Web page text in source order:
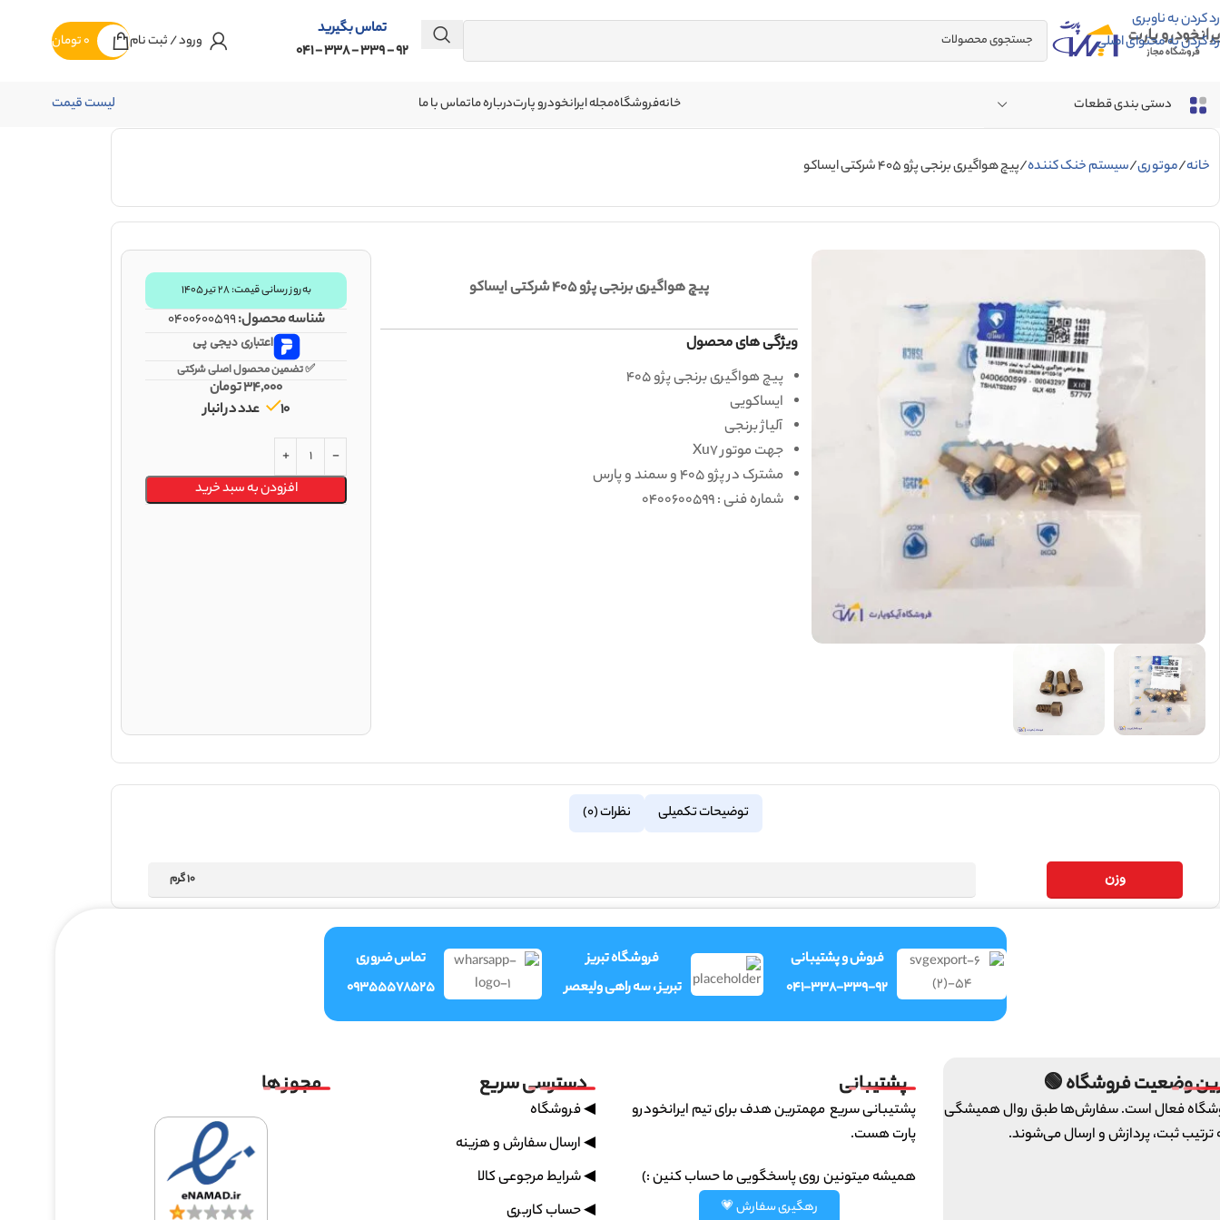
رد کردن به ناوبری
رد کردن به محتوای اصلی
تماس بگیرید
92 - 339 - 338 - 041
ورود / ثبت نام 0تومان
دستی بندی قطعات خانهفروشگاهمجله ایرانخودرو پارتدرباره ماتماس با ما لیست قیمت
خانه موتوری سیستم خنک کننده پیچ هواگیری برنجی پژو 405 شرکتی ایساکو
پیچ هواگیری برنجی پژو 405 شرکتی ایساکو
ویژگی های محصول
پیچ هواگیری برنجی پژو 405
ایساکویی
آلیاژ برنجی
جهت موتور Xu7
مشترک در پژو 405 و سمند و پارس
شماره فنی : 0400600599
به‌روز رسانی قیمت: ۲۸ تیر ۱۴۰۵
شناسه محصول:0400600599
اعتباری دیجی پی
✅ تضمین محصول اصلی شرکتی
34,000تومان
10 عدد در انبار
افزودن به سبد خرید
توضیحات تکمیلی نظرات (0)
وزن 10 گرم
فروش و پشتیبانی
041-338-339-92
فروشگاه تبریز
تبریز ، سه راهی ولیعصر
تماس ضروری
09355578525
وضعیت فروشگاه 🟢
فعال است. سفارش‌ها طبق روال همیشگی
ترتیب ثبت، پردازش و ارسال می‌شوند.
پشتیبانی
پشتیبانی سریع مهمترین هدف برای تیم ایرانخودرو
پارت هست.
همیشه میتونین روی پاسخگویی ما حساب کنین :)
رهگیری سفارش 💗
دسترسی سریع
◀ فروشگاه
◀ ارسال سفارش و هزینه
◀ شرایط مرجوعی کالا
◀ حساب کاربری
مجوز ها